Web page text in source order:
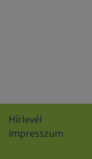
Hírlevél
Impresszum